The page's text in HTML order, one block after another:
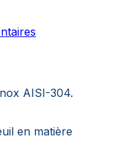
AISI-304.
en matière